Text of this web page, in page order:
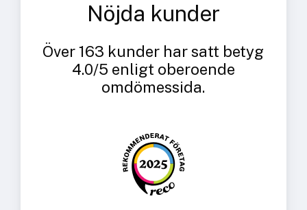
Nöjda kunder
Över 163 kunder har satt betyg
4.0/5 enligt oberoende
omdömessida.